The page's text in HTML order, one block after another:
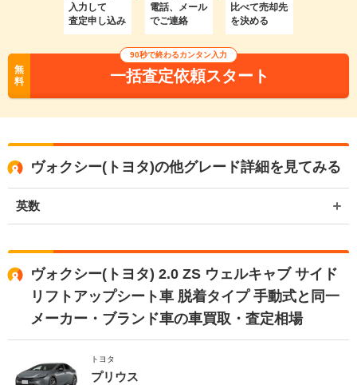
入力して
査定申し込み
電話、メール
でご連絡
比べて売却先
を決める
無
料
90秒で終わるカンタン入力
一括査定依頼スタート
ヴォクシー(トヨタ)の他グレード詳細を見てみる
英数
ヴォクシー(トヨタ) 2.0 ZS ウェルキャブ サイド
リフトアップシート車 脱着タイプ 手動式と同一
メーカー・ブランド車の車買取・査定相場
トヨタ
プリウス